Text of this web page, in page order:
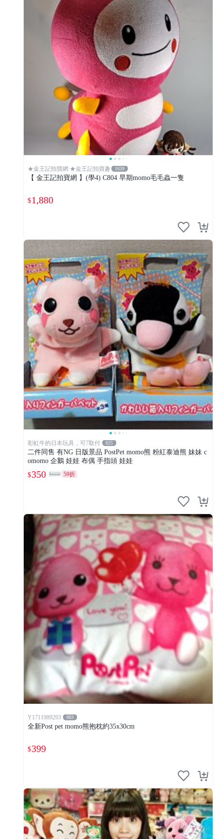
★金王記拍寶網 ★金王記拍寶趣 1639
【 金王記拍寶網 】(學4) C804 早期momo毛毛蟲一隻
$1,880
彩虹牛的日本玩具，可7取付 825
二件同售 有NG 日版景品 PostPet momo熊 粉紅泰迪熊 妹妹 c
omomo 企鵝 娃娃 布偶 手指頭 娃娃
$350 $600 59折
Y1711989293 883
全新Post pet momo熊抱枕約35x30cm
$399